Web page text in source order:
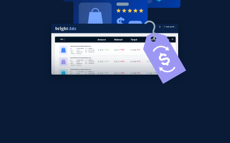
Title, Seller name, Brand, Description, Initial
price, Currency, Availability, Reviews count, and
375+ Commencer